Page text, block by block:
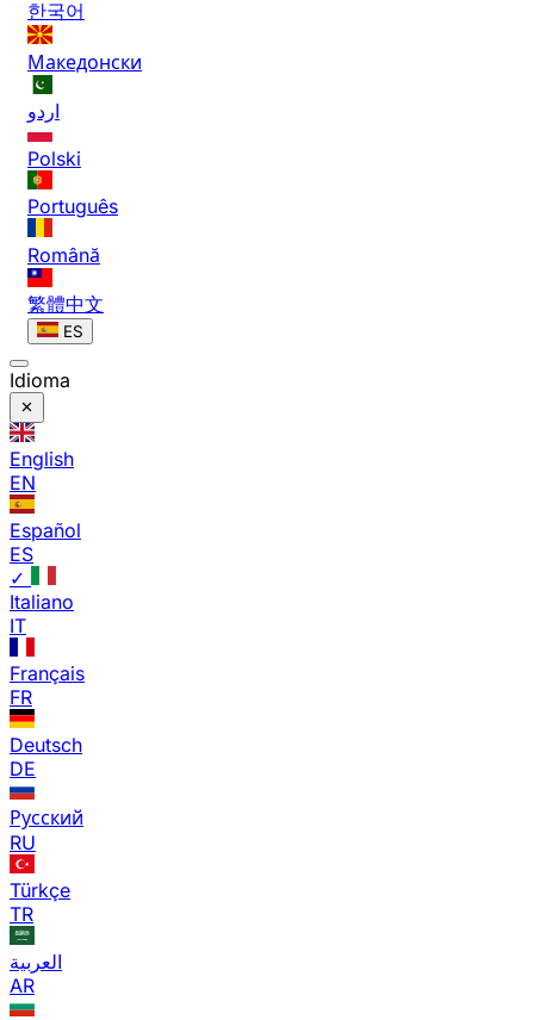
한국어
Македонски
اردو
Polski
Português
Română
繁體中文
ES
Idioma
English
EN
Español
ES
✓
Italiano
IT
Français
FR
Deutsch
DE
Русский
RU
Türkçe
TR
العربية
AR